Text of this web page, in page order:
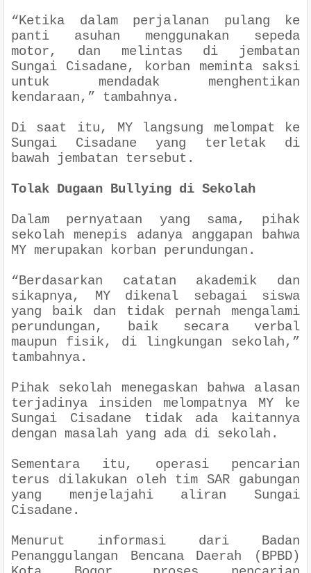
“Ketika dalam perjalanan pulang ke
panti asuhan menggunakan sepeda
motor, dan melintas di jembatan
Sungai Cisadane, korban meminta saksi
untuk mendadak menghentikan
kendaraan,” tambahnya.
Di saat itu, MY langsung melompat ke
Sungai Cisadane yang terletak di
bawah jembatan tersebut.
Tolak Dugaan Bullying di Sekolah
Dalam pernyataan yang sama, pihak
sekolah menepis adanya anggapan bahwa
MY merupakan korban perundungan.
“Berdasarkan catatan akademik dan
sikapnya, MY dikenal sebagai siswa
yang baik dan tidak pernah mengalami
perundungan, baik secara verbal
maupun fisik, di lingkungan sekolah,”
tambahnya.
Pihak sekolah menegaskan bahwa alasan
terjadinya insiden melompatnya MY ke
Sungai Cisadane tidak ada kaitannya
dengan masalah yang ada di sekolah.
Sementara itu, operasi pencarian
terus dilakukan oleh tim SAR gabungan
yang menjelajahi aliran Sungai
Cisadane.
Menurut informasi dari Badan
Penanggulangan Bencana Daerah (BPBD)